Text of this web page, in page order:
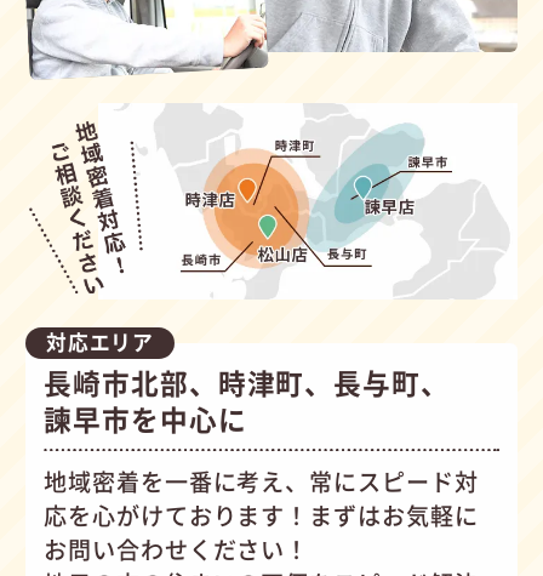
対応エリア
長崎市北部、時津町、長与町、
諫早市を中心に
地域密着を一番に考え、常にスピード対
応を心がけております！まずはお気軽に
お問い合わせください！